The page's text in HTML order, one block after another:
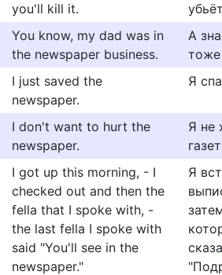
you'll kill it.
You know, my dad was in
the newspaper business.
А
тоже
I just saved the
newspaper.
Я
I don't want to hurt the
newspaper.
Я не
I got up this morning, - I
checked out and then the
fella that I spoke with, -
the last fella I spoke with
said "You'll see in the
newspaper."
Я